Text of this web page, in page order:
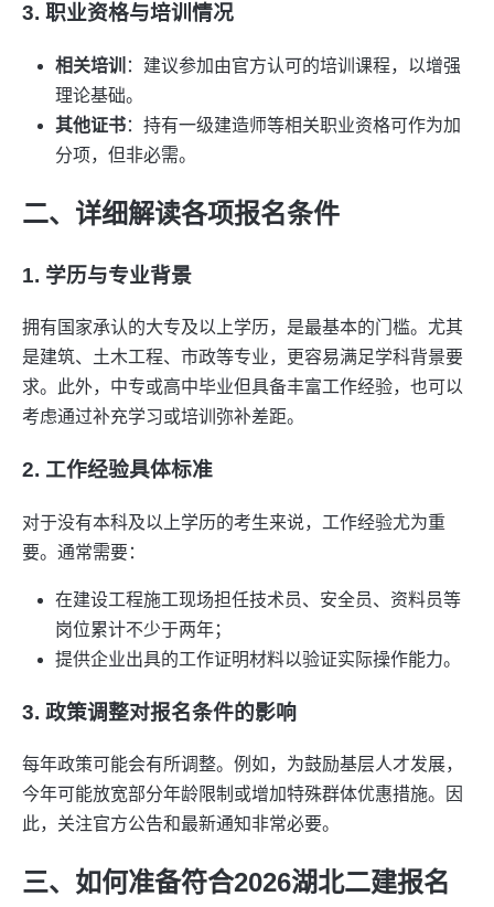
3. 职业资格与培训情况
相关培训 ：建议参加由官方认可的培训课程，以增强
理论基础。
其他证书：持有一级建造师等相关职业资格可作为加
分项，但非必需。
二、详细解读各项报名条件
1. 学历与专业背景
拥有国家承认的大专及以上学历，是最基本的门槛。尤其
是建筑、土木工程、市政等专业，更容易满足学科背景要
求。此外，中专或高中毕业但具备丰富工作经验，也可以
考虑通过补充学习或培训弥补差距。
2. 工作经验具体标准
对于没有本科及以上学历的考生来说，工作经验尤为重
要。通常需要：
在建设工程施工现场担任技术员、安全员、资料员等
岗位累计不少于两年；
提供企业出具的工作证明材料以验证实际操作能力。
3. 政策调整对报名条件的影响
每年政策可能会有所调整。例如，为鼓励基层人才发展，
今年可能放宽部分年龄限制或增加特殊群体优惠措施。因
此，关注官方公告和最新通知非常必要。
三、如何准备符合2026湖北二建报名